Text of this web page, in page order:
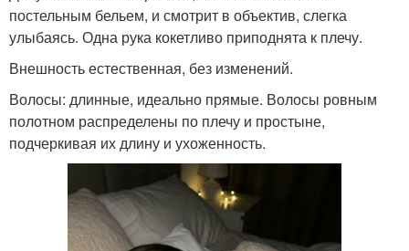
постельным бельем, и смотрит в объектив, слегка
улыбаясь. Одна рука кокетливо приподнята к плечу.
Внешность естественная, без изменений.
Волосы: длинные, идеально прямые. Волосы ровным
полотном распределены по плечу и простыне,
подчеркивая их длину и ухоженность.